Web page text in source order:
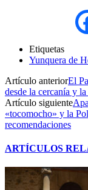
Etiquetas
Yunquera de
Artículo anteriorEl
desde la cercanía y
Artículo siguiente
«tocomocho» y la
recomendaciones
ARTÍCULOS